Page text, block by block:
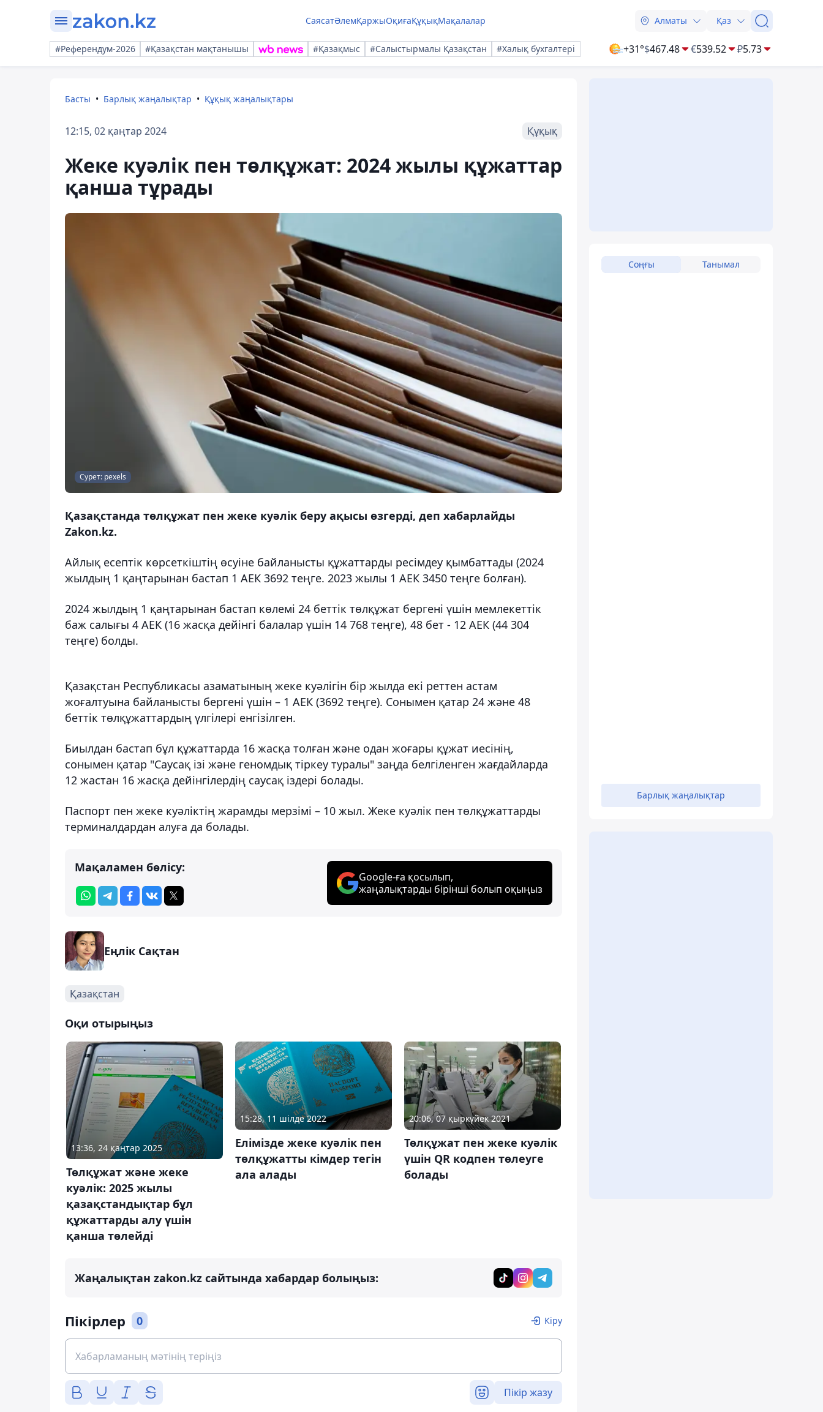
СаясатӘлемҚаржыОқиғаҚұқықМақалалар Алматы Қаз
#Референдум-2026 #Қазақстан мақтанышы #Қазақмыс #Салыстырмалы Қазақстан #Халық бухгалтері +31°$467.48 €539.52 ₽5.73
Басты Барлық жаңалықтар Құқық жаңалықтары
12:15, 02 қаңтар 2024 Құқық
Жеке куәлік пен төлқұжат: 2024 жылы құжаттар
қанша тұрады
Сурет: pexels
Қазақстанда төлқұжат пен жеке куәлік беру ақысы өзгерді, деп хабарлайды
Zakon.kz.
Айлық есептік көрсеткіштің өсуіне байланысты құжаттарды ресімдеу қымбаттады (2024
жылдың 1 қаңтарынан бастап 1 АЕК 3692 теңге. 2023 жылы 1 АЕК 3450 теңге болған).
2024 жылдың 1 қаңтарынан бастап көлемі 24 беттік төлқұжат бергені үшін мемлекеттік
баж салығы 4 АЕК (16 жасқа дейінгі балалар үшін 14 768 теңге), 48 бет - 12 АЕК (44 304
теңге) болды.
Қазақстан Республикасы азаматының жеке куәлігін бір жылда екі реттен астам
жоғалтуына байланысты бергені үшін – 1 АЕК (3692 теңге). Сонымен қатар 24 және 48
беттік төлқұжаттардың үлгілері енгізілген.
Биылдан бастап бұл құжаттарда 16 жасқа толған және одан жоғары құжат иесінің,
сонымен қатар "Саусақ ізі және геномдық тіркеу туралы" заңда белгіленген жағдайларда
12 жастан 16 жасқа дейінгілердің саусақ іздері болады.
Паспорт пен жеке куәліктің жарамды мерзімі – 10 жыл. Жеке куәлік пен төлқұжаттарды
терминалдардан алуға да болады.
Мақаламен бөлісу:
Google-ға қосылып,
жаңалықтарды бірінші болып оқыңыз
Еңлік Сақтан
Қазақстан
Оқи отырыңыз
13:36, 24 қаңтар 2025
Төлқұжат және жеке
куәлік: 2025 жылы
қазақстандықтар бұл
құжаттарды алу үшін
қанша төлейді
15:28, 11 шілде 2022
Елімізде жеке куәлік пен
төлқұжатты кімдер тегін
ала алады
20:06, 07 қыркүйек 2021
Төлқұжат пен жеке куәлік
үшін QR кодпен төлеуге
болады
Жаңалықтан zakon.kz сайтында хабардар болыңыз:
Пікірлер 0 Кіру
Пікір жазу
Соңғы Танымал
Барлық жаңалықтар